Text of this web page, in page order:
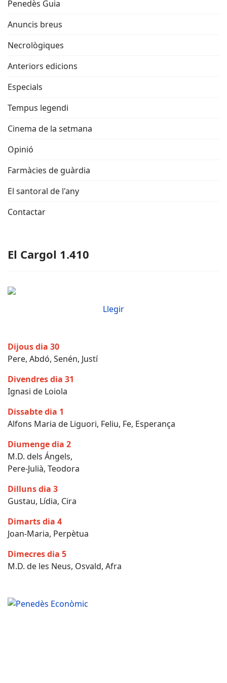
Penedès Guia
Anuncis breus
Necrològiques
Anteriors edicions
Especials
Tempus legendi
Cinema de la setmana
Opinió
Farmàcies de guàrdia
El santoral de l'any
Contactar
El Cargol 1.410
Llegir
Dijous dia 30
Pere, Abdó, Senén, Justí
Divendres dia 31
Ignasi de Loiola
Dissabte dia 1
Alfons Maria de Liguori, Feliu, Fe, Esperança
Diumenge dia 2
M.D. dels Ángels,
Pere-Julià, Teodora
Dilluns dia 3
Gustau, Lídia, Cira
Dimarts dia 4
Joan-Maria, Perpètua
Dimecres dia 5
M.D. de les Neus, Osvald, Afra